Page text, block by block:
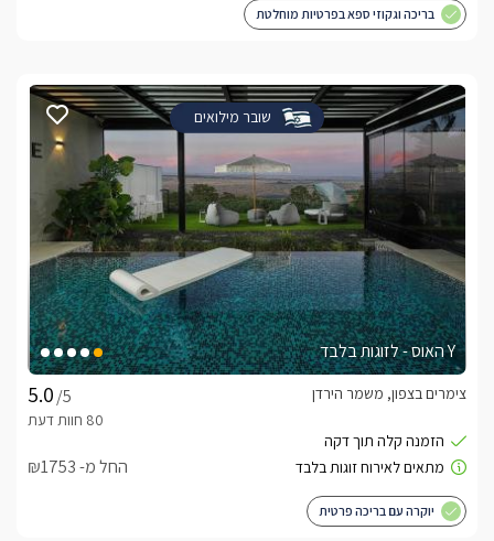
בריכה וגקוזי ספא בפרטיות מוחלטת
שובר מילואים
Y האוס - לזוגות בלבד
/5
צימרים בצפון, משמר הירדן
החל מ- ₪1753
יוקרה עם בריכה פרטית